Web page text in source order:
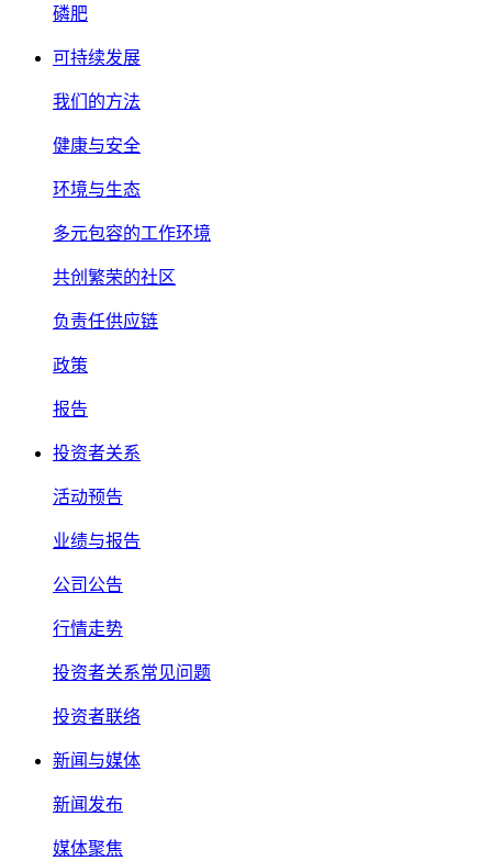
磷肥
可持续发展
我们的方法
健康与安全
环境与生态
多元包容的工作环境
共创繁荣的社区
负责任供应链
政策
报告
投资者关系
活动预告
业绩与报告
公司公告
行情走势
投资者关系常见问题
投资者联络
新闻与媒体
新闻发布
媒体聚焦